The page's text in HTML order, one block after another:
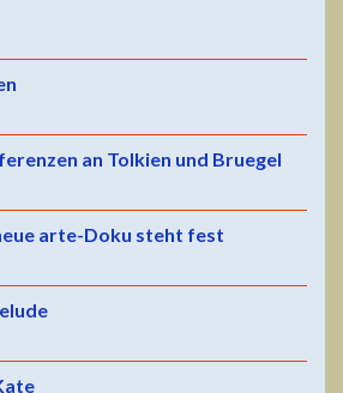
an Tolkien und Bruegel
arte-Doku steht fest